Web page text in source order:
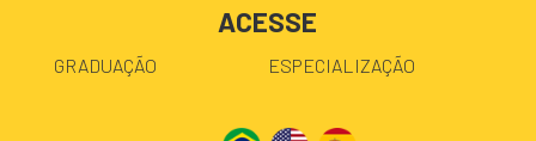
ACESSE
GRADUAÇÃO ESPECIALIZAÇÃO